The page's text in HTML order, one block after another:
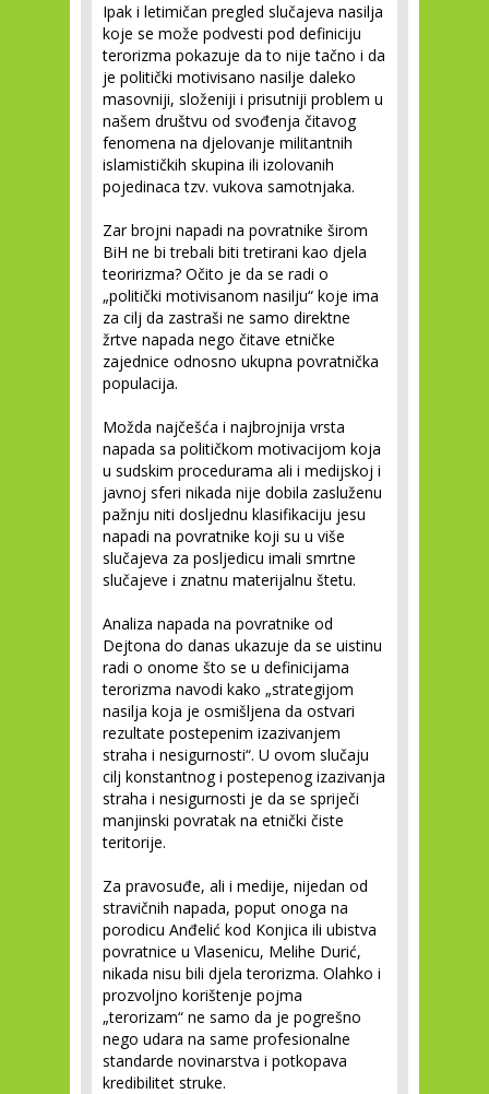
Ipak i letimičan pregled slučajeva nasilja
koje se može podvesti pod definiciju
terorizma pokazuje da to nije tačno i da
je politički motivisano nasilje daleko
masovniji, složeniji i prisutniji problem u
našem društvu od svođenja čitavog
fenomena na djelovanje militantnih
islamističkih skupina ili izolovanih
pojedinaca tzv. vukova samotnjaka.
Zar brojni napadi na povratnike širom
BiH ne bi trebali biti tretirani kao djela
teoririzma? Očito je da se radi o
„politički motivisanom nasilju“ koje ima
za cilj da zastraši ne samo direktne
žrtve napada nego čitave etničke
zajednice odnosno ukupna povratnička
populacija.
Možda najčešća i najbrojnija vrsta
napada sa političkom motivacijom koja
u sudskim procedurama ali i medijskoj i
javnoj sferi nikada nije dobila zasluženu
pažnju niti dosljednu klasifikaciju jesu
napadi na povratnike koji su u više
slučajeva za posljedicu imali smrtne
slučajeve i znatnu materijalnu štetu.
Analiza napada na povratnike od
Dejtona do danas ukazuje da se uistinu
radi o onome što se u definicijama
terorizma navodi kako „strategijom
nasilja koja je osmišljena da ostvari
rezultate postepenim izazivanjem
straha i nesigurnosti“. U ovom slučaju
cilj konstantnog i postepenog izazivanja
straha i nesigurnosti je da se spriječi
manjinski povratak na etnički čiste
teritorije.
Za pravosuđe, ali i medije, nijedan od
stravičnih napada, poput onoga na
porodicu Anđelić kod Konjica ili ubistva
povratnice u Vlasenicu, Melihe Durić,
nikada nisu bili djela terorizma. Olahko i
prozvoljno korištenje pojma
„terorizam“ ne samo da je pogrešno
nego udara na same profesionalne
standarde novinarstva i potkopava
kredibilitet struke.